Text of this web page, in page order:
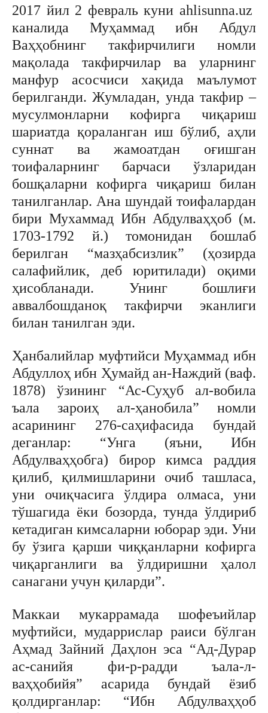
2017 йил 2 февраль куни ahlisunna.uz
каналида Муҳаммад ибн Абдул
Ваҳҳобнинг такфирчилиги номли
мақолада такфирчилар ва уларнинг
манфур асосчиси хақида маълумот
берилганди. Жумладан, унда такфир –
мусулмонларни кофирга чиқариш
шариатда қораланган иш бўлиб, аҳли
суннат ва жамоатдан оғишган
тоифаларнинг барчаси ўзларидан
бошқаларни кофирга чиқариш билан
танилганлар. Ана шундай тоифалардан
бири Мухаммад Ибн Абдулваҳҳоб (м.
1703-1792 й.) томонидан бошлаб
берилган “мазҳабсизлик” (ҳозирда
салафийлик, деб юритилади) оқими
ҳисобланади. Унинг бошлиғи
аввалбошданоқ такфирчи эканлиги
билан танилган эди.
Ҳанбалийлар муфтийси Муҳаммад ибн
Абдуллоҳ ибн Ҳумайд ан-Наждий (ваф.
1878) ўзининг “Ас-Суҳуб ал-вобила
ъала зароиҳ ал-ҳанобила” номли
асарининг 276-саҳифасида бундай
деганлар: “Унга (яъни, Ибн
Абдулваҳҳобга) бирор кимса раддия
қилиб, қилмишларини очиб ташласа,
уни очиқчасига ўлдира олмаса, уни
тўшагида ёки бозорда, тунда ўлдириб
кетадиган кимсаларни юборар эди. Уни
бу ўзига қарши чиққанларни кофирга
чиқарганлиги ва ўлдиришни ҳалол
санагани учун қиларди”.
Маккаи мукаррамада шофеъийлар
муфтийси, мударрислар раиси бўлган
Аҳмад Зайний Даҳлон эса “Ад-Дурар
ас-санийя фи-р-радди ъала-л-
ваҳҳобийя” асарида бундай ёзиб
қолдирганлар: “Ибн Абдулваҳҳоб